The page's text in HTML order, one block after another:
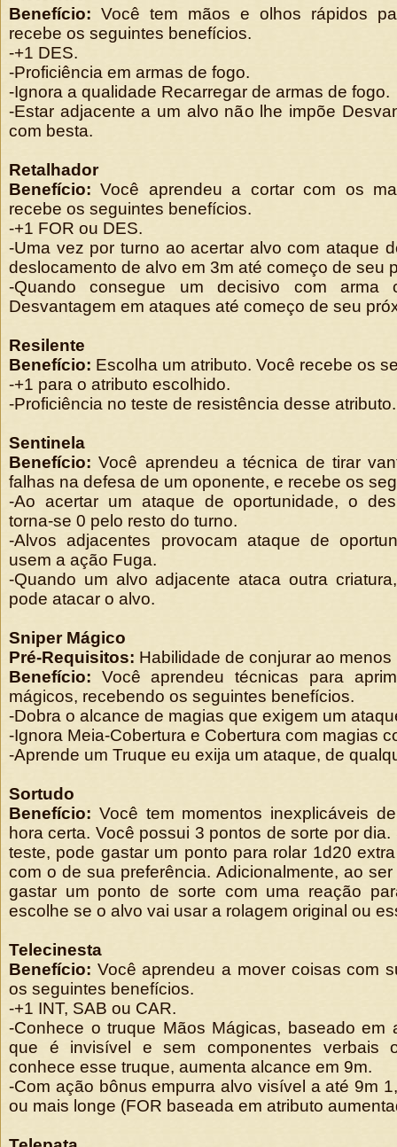
Benefício: Você tem mãos e olhos rápidos
recebe os seguintes benefícios.
-+1 DES.
-Proficiência em armas de fogo.
-Ignora a qualidade Recarregar de armas de fogo.
-Estar adjacente a um alvo não lhe impõe
com besta.
Retalhador
Benefício:Você aprendeu a cortar com os
recebe os seguintes benefícios.
-+1 FOR ou DES.
-Uma vez por turno ao acertar alvo com ataque
deslocamento de alvo em 3m até começo de seu
-Quando consegue um decisivo com arma
Desvantagem em ataques até começo de seu
Resilente
Benefício: Escolha um atributo. Você recebe os
-+1 para o atributo escolhido.
-Proficiência no teste de resistência desse atributo.
Sentinela
Benefício:Você aprendeu a técnica de tirar
falhas na defesa de um oponente, e recebe os
-Ao acertar um ataque de oportunidade, o
torna-se 0 pelo resto do turno.
-Alvos adjacentes provocam ataque de
usem a ação Fuga.
-Quando um alvo adjacente ataca outra
pode atacar o alvo.
Sniper Mágico
Pré-Requisitos: Habilidade de conjurar ao menos
Benefício: Você aprendeu técnicas para
mágicos, recebendo os seguintes benefícios.
-Dobra o alcance de magias que exigem um
-Ignora Meia-Cobertura e Cobertura com magias
-Aprende um Truque eu exija um ataque, de
Sortudo
Benefício: Você tem momentos inexplicáveis
hora certa. Você possui 3 pontos de sorte por
teste, pode gastar um ponto para rolar 1d20
com o de sua preferência. Adicionalmente, ao
gastar um ponto de sorte com uma reação
escolhe se o alvo vai usar a rolagem original ou
Telecinesta
Benefício: Você aprendeu a mover coisas com
os seguintes benefícios.
-+1 INT, SAB ou CAR.
-Conhece o truque Mãos Mágicas, baseado em
que é invisível e sem componentes verbais
conhece esse truque, aumenta alcance em 9m.
-Com ação bônus empurra alvo visível a até 9m
ou mais longe (FOR baseada em atributo